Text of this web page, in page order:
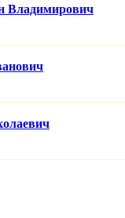
Владимирович